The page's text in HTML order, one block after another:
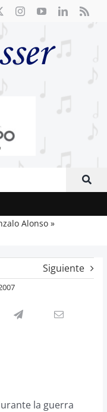
Alonso
Siguiente
la guerra